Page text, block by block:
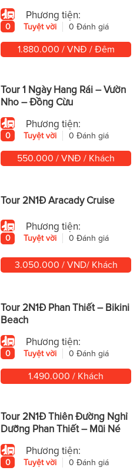
Phương tiện:
0 Tuyệt vời 0 Đánh giá
1.880.000 / VNĐ / Đêm
Tour 1 Ngày Hang Rái – Vườn
Nho – Đồng Cừu
Phương tiện:
0 Tuyệt vời 0 Đánh giá
550.000 / VNĐ / Khách
Tour 2N1Đ Aracady Cruise
Phương tiện:
0 Tuyệt vời 0 Đánh giá
3.050.000 / VND/ Khách
Tour 2N1Đ Phan Thiết – Bikini
Beach
Phương tiện:
0 Tuyệt vời 0 Đánh giá
1.490.000 / Khách
Tour 2N1Đ Thiên Đường Nghỉ
Dưỡng Phan Thiết – Mũi Né
Phương tiện:
0 Tuyệt vời 0 Đánh giá